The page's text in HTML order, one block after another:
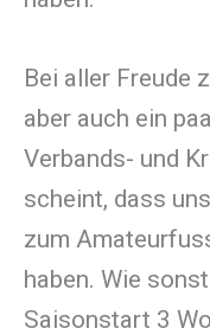
Bei aller Freude
aber auch ein
Verbands- und
scheint, dass
zum
haben. Wie
Saisonstart 3